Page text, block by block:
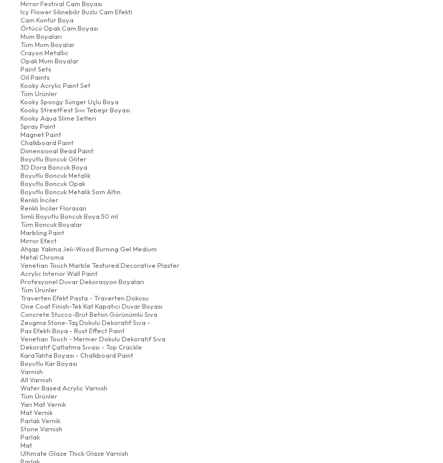
Mirror Festival Cam Boyası
Icy Flower Silinebilir Buzlu Cam Efekti
Cam Kontür Boya
Örtücü Opak Cam Boyası
Mum Boyaları
Tüm Mum Boyalar
Crayon Metallic
Opak Mum Boyalar
Paint Sets
Oil Paints
Kooky Acrylic Paint Set
Tüm Ürünler
Kooky Spongy Sünger Uçlu Boya
Kooky StreetFest Sıvı Tebeşir Boyası
Kooky Aqua Slime Setleri
Spray Paint
Magnet Paint
Chalkboard Paint
Dimensional Bead Paint
Boyutlu Boncuk Gliter
3D Dora Boncuk Boya
Boyutlu Boncuk Metalik
Boyutlu Boncuk Opak
Boyutlu Boncuk Metalik Som Altın
Renkli İnciler
Renkli İnciler Florasan
Simli Boyutlu Boncuk Boya 50 ml
Tüm Boncuk Boyalar
Marbling Paint
Mirror Efect
Ahşap Yakma Jeli-Wood Burning Gel Medium
Metal Chroma
Venetian Touch Marble Textured Decorative Plaster
Acrylic Interior Wall Paint
Profesyonel Duvar Dekorasyon Boyaları
Tüm Ürünler
Traverten Efekt Pasta - Traverten Dokusu
One Coat Finish-Tek Kat Kapatıcı Duvar Boyası
Concrete Stucco-Brüt Beton Görünümlü Sıva
Zeugma Stone-Taş Dokulu Dekoratif Sıva -
Pas Efekti Boya - Rust Effect Paint
Venetian Touch - Mermer Dokulu Dekoratif Sıva
Dekoratif Çatlatma Sıvası - Top Crackle
KaraTahta Boyası - Chalkboard Paint
Boyutlu Kar Boyası
Varnish
All Varnish
Water Based Acrylic Varnish
Tüm Ürünler
Yarı Mat Vernik
Mat Vernik
Parlak Vernik
Stone Varnish
Parlak
Mat
Ultimate Glaze Thick Glaze Varnish